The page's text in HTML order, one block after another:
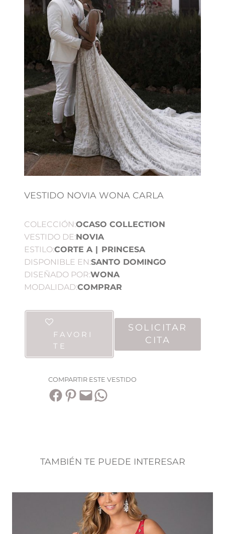
VESTIDO NOVIA WONA CARLA
COLECCIÓN:OCASO COLLECTION
VESTIDO DE:NOVIA
ESTILO:CORTE A
PRINCESA
DISPONIBLE EN:SANTO DOMINGO
DISEÑADO POR:WONA
MODALIDAD:COMPRAR
FAVORI
TE
SOLICITAR
CITA
COMPARTIR ESTE VESTIDO
Compartir en Facebook Compartir en Pinterest Envía esta página por correo electrónico Compartir en WhatsApp
TAMBIÉN TE PUEDE INTERESAR